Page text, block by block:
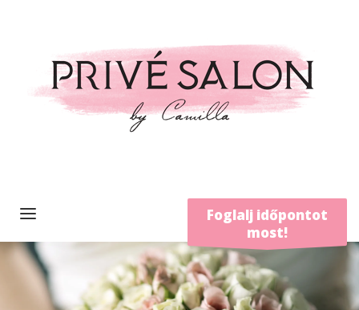
Foglalj időpontot
most!